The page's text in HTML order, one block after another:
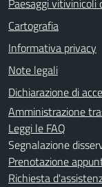
Cartografia
Informativa privacy
Note legali
Dichiarazione di
Amministrazione
Leggi le FAQ
Segnalazione
Prenotazione
Richiesta